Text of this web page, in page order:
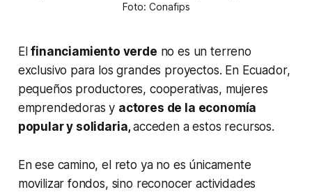
Foto: Conafips
Elfinanciamiento verde no es un terreno
exclusivo para los grandes proyectos. En Ecuador,
pequeños productores, cooperativas, mujeres
emprendedoras y actores de la economía
popular y solidaria,acceden a estos recursos.
En ese camino, el reto ya no es únicamente
movilizar fondos, sino reconocer actividades